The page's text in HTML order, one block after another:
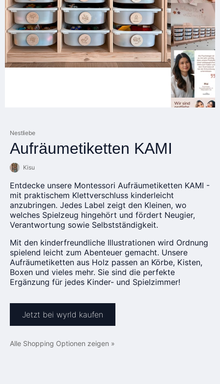
Nestliebe
Aufräumetiketten KAMI
Kisu
Entdecke unsere Montessori Aufräumetiketten KAMI -
mit praktischem Klettverschluss kinderleicht
anzubringen. Jedes Label zeigt den Kleinen, wo
welches Spielzeug hingehört und fördert Neugier,
Verantwortung sowie Selbstständigkeit.
Mit den kinderfreundliche Illustrationen wird Ordnung
spielend leicht zum Abenteuer gemacht. Unsere
Aufräumetiketten aus Holz passen an Körbe, Kisten,
Boxen und vieles mehr. Sie sind die perfekte
Ergänzung für jedes Kinder- und Spielzimmer!
Jetzt bei wyrld kaufen
Alle Shopping Optionen zeigen »